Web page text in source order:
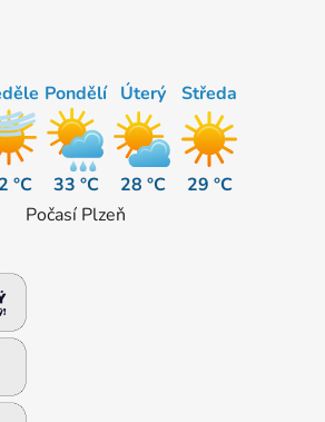
°C
Pondělí
33 °C
Úterý
28 °C
Středa
29 °C
Počasí Plzeň